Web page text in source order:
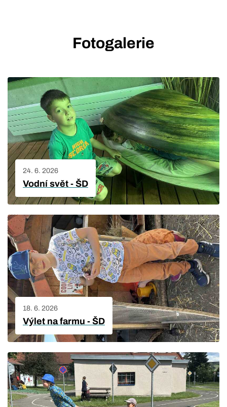
Fotogalerie
24. 6. 2026
Vodní svět - ŠD
18. 6. 2026
Výlet na farmu - ŠD